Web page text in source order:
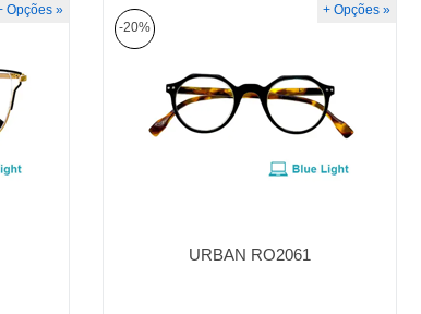
Opções »
URBAN RO2061
-20%
+ Opções »